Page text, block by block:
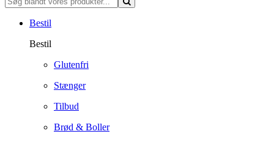
Bestil
Bestil
Glutenfri
Stænger
Tilbud
Brød & Boller